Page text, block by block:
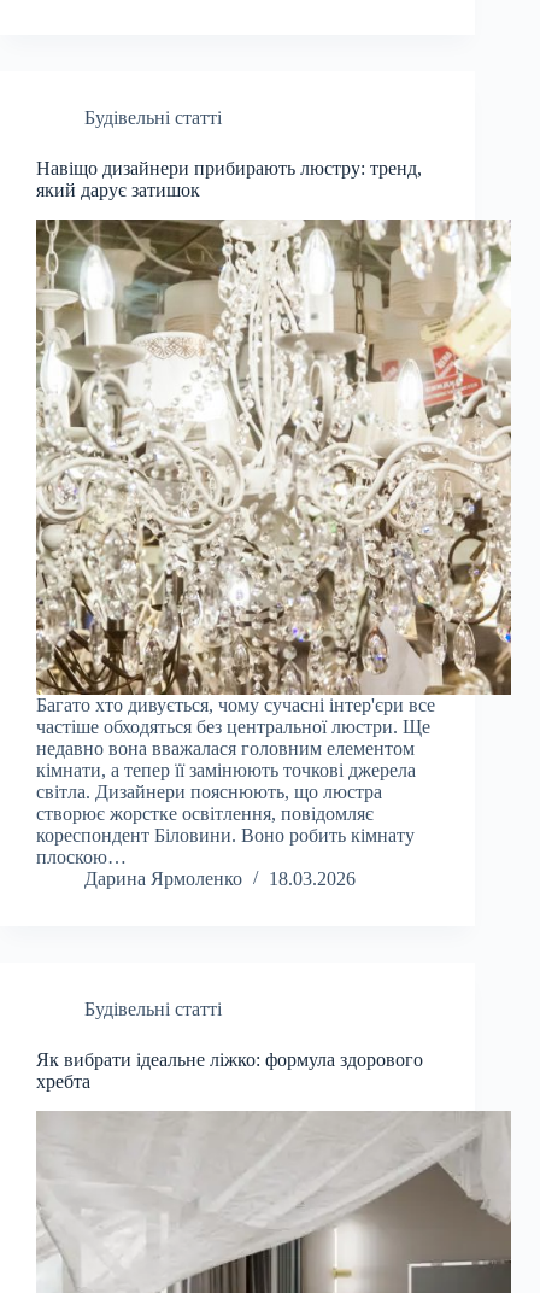
Будівельні статті
Навіщо дизайнери прибирають люстру: тренд,
який дарує затишок
Багато хто дивується, чому сучасні інтер'єри все
частіше обходяться без центральної люстри. Ще
недавно вона вважалася головним елементом
кімнати, а тепер її замінюють точкові джерела
світла. Дизайнери пояснюють, що люстра
створює жорстке освітлення, повідомляє
кореспондент Біловини. Воно робить кімнату
плоскою…
Дарина Ярмоленко
18.03.2026
Будівельні статті
Як вибрати ідеальне ліжко: формула здорового
хребта